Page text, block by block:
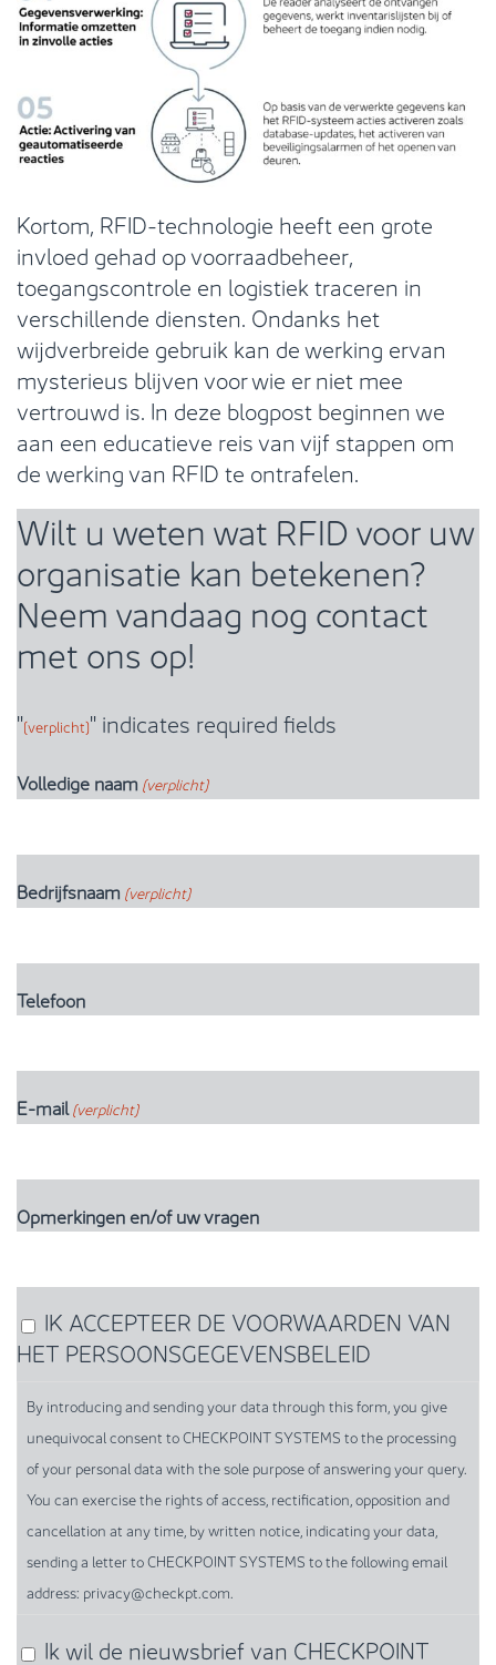
Kortom, RFID-technologie heeft een grote
invloed gehad op voorraadbeheer,
toegangscontrole en logistiek traceren in
verschillende diensten. Ondanks het
wijdverbreide gebruik kan de werking ervan
mysterieus blijven voor wie er niet mee
vertrouwd is. In deze blogpost beginnen we
aan een educatieve reis van vijf stappen om
de werking van RFID te ontrafelen.
Wilt u weten wat RFID voor uw
organisatie kan betekenen?
Neem vandaag nog contact
met ons op!
"(verplicht)" indicates required fields
Volledige naam (verplicht)
Bedrijfsnaam (verplicht)
Telefoon
E-mail(verplicht)
Opmerkingen en/of uw vragen
By
introducing
sending
your
data
through
this
form,
you
IK ACCEPTEER DE VOORWAARDEN VAN
HET PERSOONSGEGEVENSBELEID
By introducing and sending your data through this form, you give
unequivocal consent to CHECKPOINT SYSTEMS to the processing
of your personal data with the sole purpose of answering your query.
You can exercise the rights of access, rectification, opposition and
cancellation at any time, by written notice, indicating your data,
sending a letter to CHECKPOINT SYSTEMS to the following email
address: privacy@checkpt.com.
Ik wil de nieuwsbrief van CHECKPOINT